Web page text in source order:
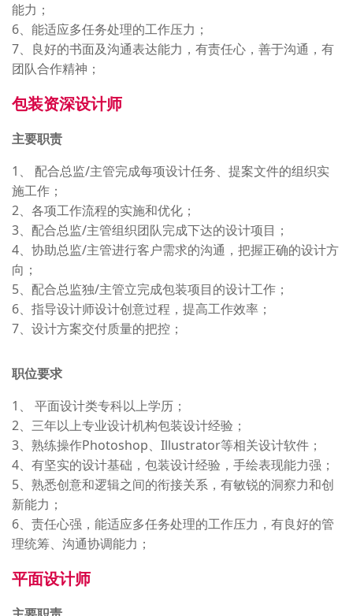
能力；
6、能适应多任务处理的工作压力；
7、良好的书面及沟通表达能力，有责任心，善于沟通，有
团队合作精神；
包装资深设计师
主要职责
1、 配合总监/主管完成每项设计任务、提案文件的组织实
施工作；
2、各项工作流程的实施和优化；
3、配合总监/主管组织团队完成下达的设计项目；
4、协助总监/主管进行客户需求的沟通，把握正确的设计方
向；
5、配合总监独/主管立完成包装项目的设计工作；
6、指导设计师设计创意过程，提高工作效率；
7、设计方案交付质量的把控；
职位要求
1、 平面设计类专科以上学历；
2、三年以上专业设计机构包装设计经验；
3、熟练操作Photoshop、Illustrator等相关设计软件；
4、有坚实的设计基础，包装设计经验，手绘表现能力强；
5、熟悉创意和逻辑之间的衔接关系，有敏锐的洞察力和创
新能力；
6、责任心强，能适应多任务处理的工作压力，有良好的管
理统筹、沟通协调能力；
平面设计师